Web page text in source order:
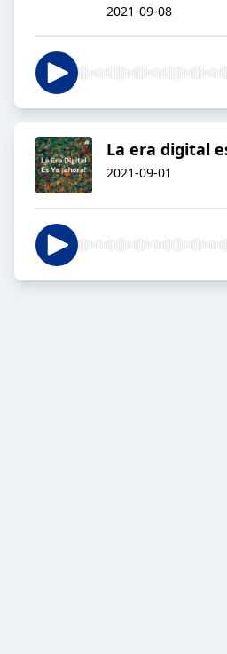
2021-09-08
La era digital
2021-09-01